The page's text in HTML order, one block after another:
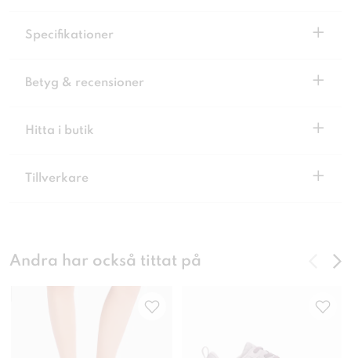
Specifikationer +
Betyg & recensioner +
Hitta i butik +
Tillverkare +
Andra har också tittat på